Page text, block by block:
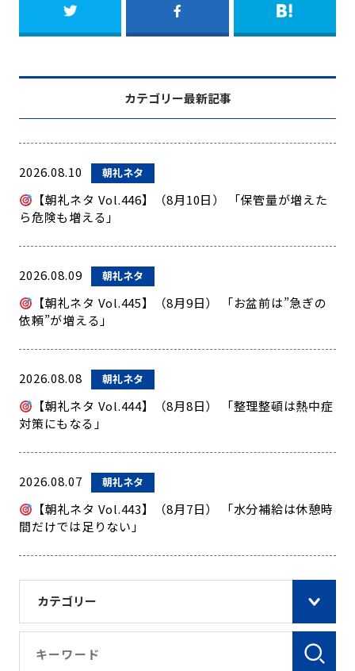
カテゴリー
カテゴリー最新記事
2026.08.10 朝礼ネタ
【朝礼ネタ Vol.446】（8月10日） 「保管量が増えた
ら危険も増える」
2026.08.09 朝礼ネタ
【朝礼ネタ Vol.445】（8月9日） 「お盆前は”急ぎの
依頼”が増える」
2026.08.08 朝礼ネタ
【朝礼ネタ Vol.444】（8月8日） 「整理整頓は熱中症
対策にもなる」
2026.08.07 朝礼ネタ
【朝礼ネタ Vol.443】（8月7日） 「水分補給は休憩時
間だけでは足りない」